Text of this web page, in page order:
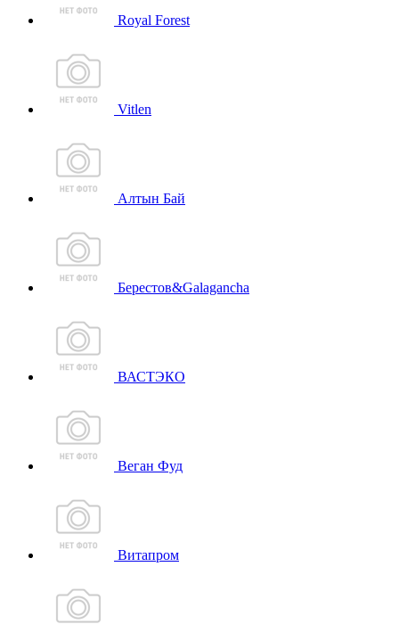
Royal Forest
Vitlen
Алтын Бай
Берестов&Galagancha
ВАСТЭКО
Веган Фуд
Витапром